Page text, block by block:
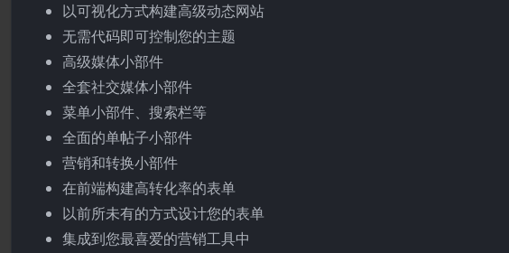
以可视化方式构建高级动态网站
无需代码即可控制您的主题
高级媒体小部件
全套社交媒体小部件
菜单小部件、搜索栏等
全面的单帖子小部件
营销和转换小部件
在前端构建高转化率的表单
以前所未有的方式设计您的表单
集成到您最喜爱的营销工具中